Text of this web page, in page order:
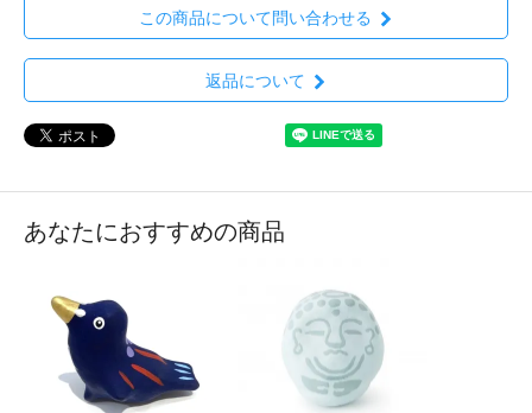
この商品について問い合わせる
返品について
あなたにおすすめの商品